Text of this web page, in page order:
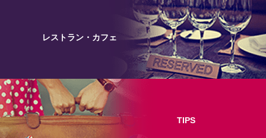
レストラン・カフェ
TIPS